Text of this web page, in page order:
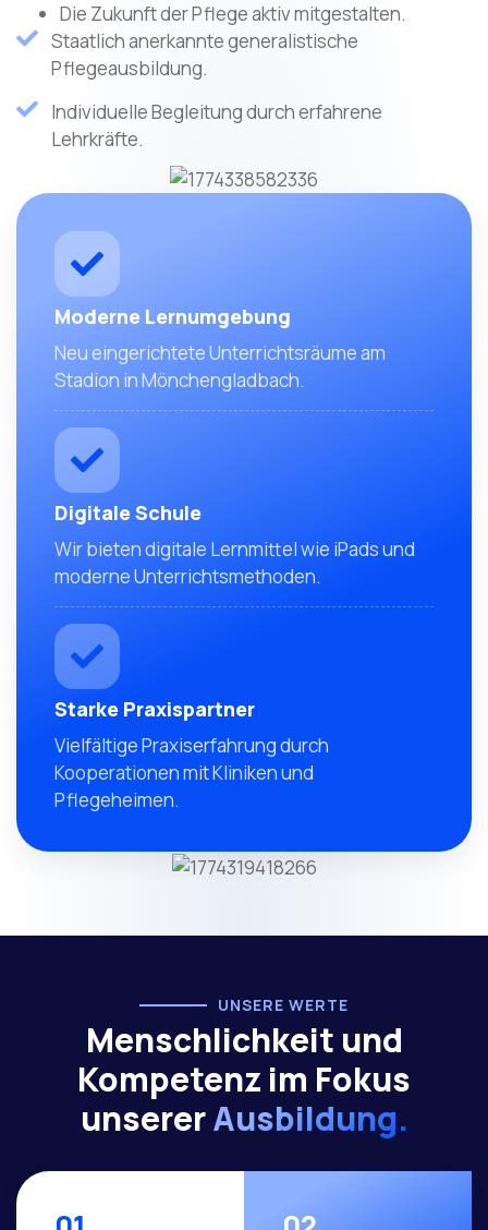
Moderne Lernumgebung
Neu eingerichtete Unterrichtsräume am
Stadion in Mönchengladbach.
Digitale Schule
Wir bieten digitale Lernmittel wie iPads und
moderne Unterrichtsmethoden.
Starke Praxispartner
Vielfältige Praxiserfahrung durch
Kooperationen mit Kliniken und
Pflegeheimen.
Die Zukunft der Pflege aktiv mitgestalten.
Staatlich anerkannte generalistische
Pflegeausbildung.
Individuelle Begleitung durch erfahrene
Lehrkräfte.
UNSERE WERTE
Menschlichkeit und
Kompetenz im Fokus
unsererAusbildung.